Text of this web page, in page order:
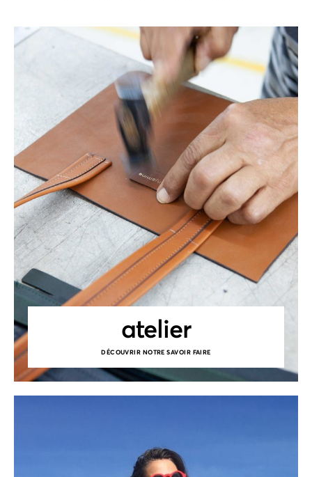
atelier
DÉCOUVRIR NOTRE SAVOIR FAIRE